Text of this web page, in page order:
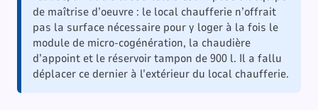
de maîtrise d’oeuvre : le local chaufferie n’offrait
pas la surface nécessaire pour y loger à la fois le
module de micro-cogénération, la chaudière
d’appoint et le réservoir tampon de 900 l. Il a fallu
déplacer ce dernier à l’extérieur du local chaufferie.